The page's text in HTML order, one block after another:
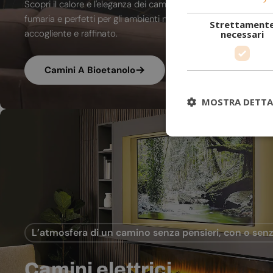
Scopri il calore e l'eleganza dei camini a bioetanolo. A
fumaria e perfetti per gli ambienti moderni, trasformano ogni
accogliente e raffinato.
Camini A Bioetanolo
L’atmosfera di un camino senza pensieri, con o
necessari
MOSTRA